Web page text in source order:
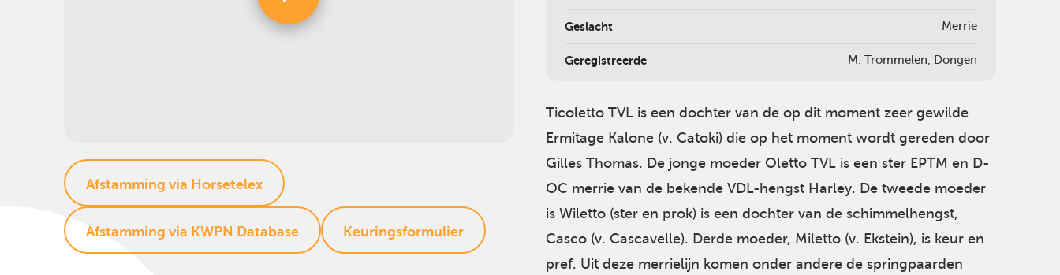
Afstamming via Horsetelex
Afstamming via KWPN Database Keuringsformulier
Geslacht Merrie
Geregistreerde M. Trommelen, Dongen
Ticoletto TVL is een dochter van de op dit moment zeer gewilde
Ermitage Kalone (v. Catoki) die op het moment wordt gereden door
Gilles Thomas. De jonge moeder Oletto TVL is een ster EPTM en D-
OC merrie van de bekende VDL-hengst Harley. De tweede moeder
is Wiletto (ster en prok) is een dochter van de schimmelhengst,
Casco (v. Cascavelle). Derde moeder, Miletto (v. Ekstein), is keur en
pref. Uit deze merrielijn komen onder andere de springpaarden